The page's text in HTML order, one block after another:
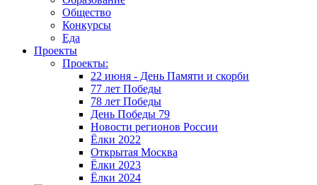
Общество
Конкурсы
Еда
Проекты
Проекты:
22 июня - День Памяти и скорби
77 лет Победы
78 лет Победы
День Победы 79
Новости регионов России
Ёлки 2022
Открытая Москва
Ёлки 2023
Ёлки 2024